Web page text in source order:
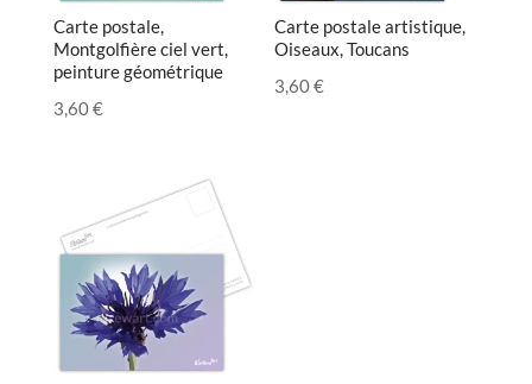
Carte postale,
Montgolfière ciel vert,
peinture géométrique
3,60€
Carte postale artistique,
Oiseaux, Toucans
3,60€